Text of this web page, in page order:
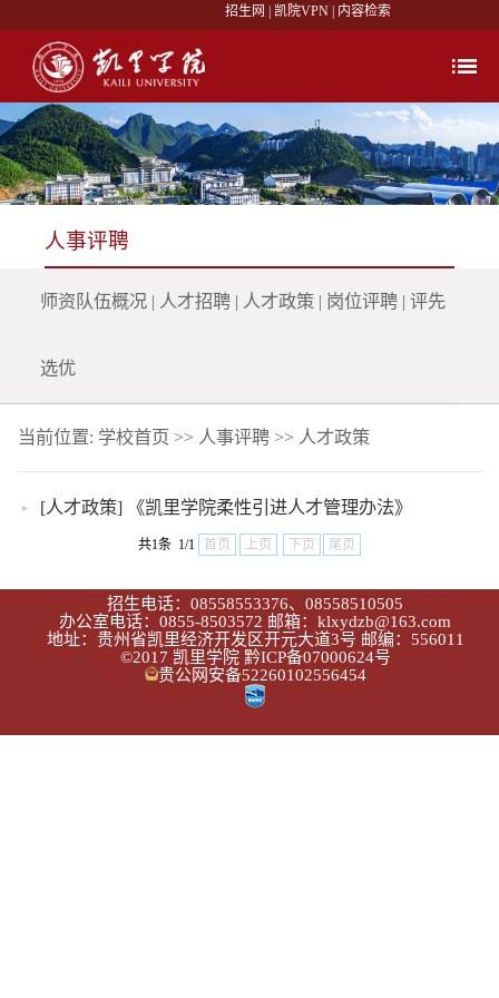
招生网 凯院VPN 内容检索
人事评聘
师资队伍概况| 人才招聘| 人才政策| 岗位评聘| 评先
选优
当前位置: 学校首页 >> 人事评聘>> 人才政策
[人才政策] 《凯里学院柔性引进人才管理办法》
共1条 1/1 首页 上页 下页 尾页
招生电话：08558553376、08558510505
办公室电话：0855-8503572 邮箱：klxydzb@163.com
地址：贵州省凯里经济开发区开元大道3号 邮编：556011
©2017 凯里学院 黔ICP备07000624号
贵公网安备52260102556454